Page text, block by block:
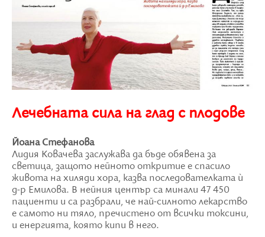
Лечебната сила на глад с плодове
Йоана Стефанова
Лидия Ковачева заслужава да бъде обявена за
светица, защото нейното откритие е спасило
живота на хиляди хора, казва последователката є
д-р Емилова. В нейния център са минали 47 450
пациенти и са разбрали, че най-силното лекарство
е самото ни тяло, пречистено от всички токсини,
и енергията, която кипи в него.